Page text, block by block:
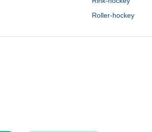
Roller-hockey